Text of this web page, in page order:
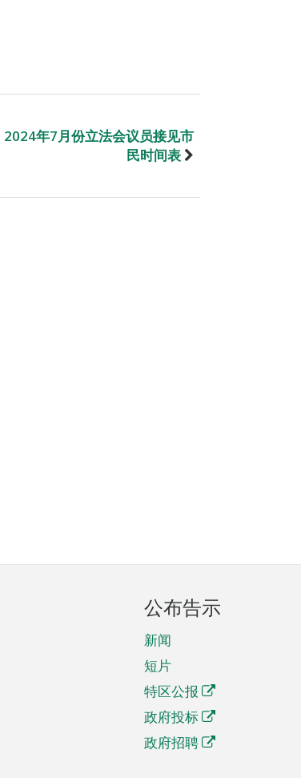
2024年7月份立法会议员接见市
民时间表
公布告示
新闻
短片
特区公报
政府投标
政府招聘